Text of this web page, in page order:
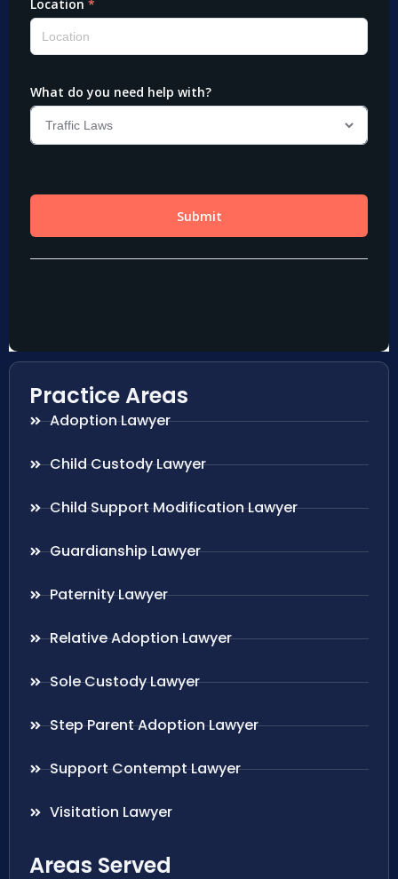
Practice Areas
Adoption Lawyer
Child Custody Lawyer
Child Support Modification Lawyer
Guardianship Lawyer
Paternity Lawyer
Relative Adoption Lawyer
Sole Custody Lawyer
Step Parent Adoption Lawyer
Support Contempt Lawyer
Visitation Lawyer
Areas Served